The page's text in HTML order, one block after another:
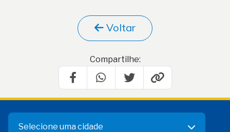
Voltar
Compartilhe:
Selecione uma cidade